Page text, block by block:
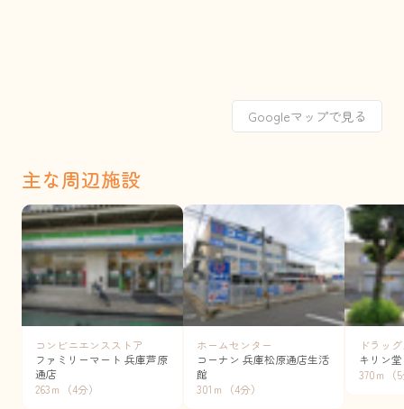
Googleマップで見る
主な周辺施設
コンビニエンスストア
ファミリーマート 兵庫芦原
通店
263ｍ（4分）
ホームセンター
コーナン 兵庫松原通店生活
館
301ｍ（4分）
ドラッ
キリン
370ｍ（